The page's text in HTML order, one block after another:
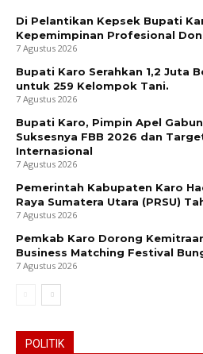
Di Pelantikan Kepsek Bupati
Kepemimpinan Profesional
7 Agustus 2026
Bupati Karo Serahkan 1,2 Juta
untuk 259 Kelompok Tani.
7 Agustus 2026
Bupati Karo, Pimpin Apel
Suksesnya FBB 2026 dan
Internasional
7 Agustus 2026
Pemerintah Kabupaten Karo
Raya Sumatera Utara (PRSU)
7 Agustus 2026
Pemkab Karo Dorong
Business Matching Festival
7 Agustus 2026
POLITIK